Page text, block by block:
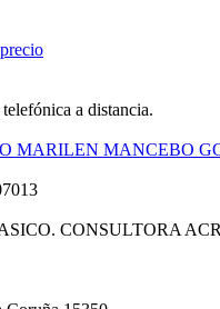
a distancia.
MARILEN MANCEBO
CONSULTORA